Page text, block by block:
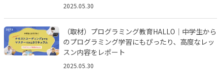
2025.05.30
（取材）プログラミング教育HALLO｜中学生から
のプログラミング学習にもぴったり、高度なレッ
スン内容をレポート
2025.05.30